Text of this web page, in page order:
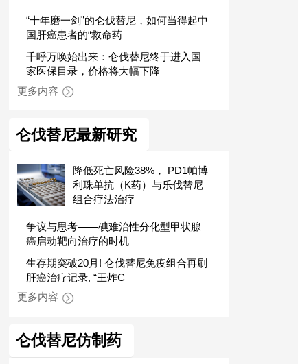
“十年磨一剑”的仑伐替尼，如何当得起中
国肝癌患者的“救命药
千呼万唤始出来：仑伐替尼终于进入国
家医保目录，价格将大幅下降
更多内容
仑伐替尼最新研究
降低死亡风险38%， PD1帕博
利珠单抗（K药）与乐伐替尼
组合疗法治疗
争议与思考——碘难治性分化型甲状腺
癌启动靶向治疗的时机
生存期突破20月! 仑伐替尼免疫组合再刷
肝癌治疗记录, “王炸C
更多内容
仑伐替尼仿制药